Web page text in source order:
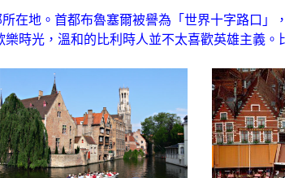
在地。首都布魯塞爾被譽為「世界十字路口」
時光，溫和的比利時人並不太喜歡英雄主義。